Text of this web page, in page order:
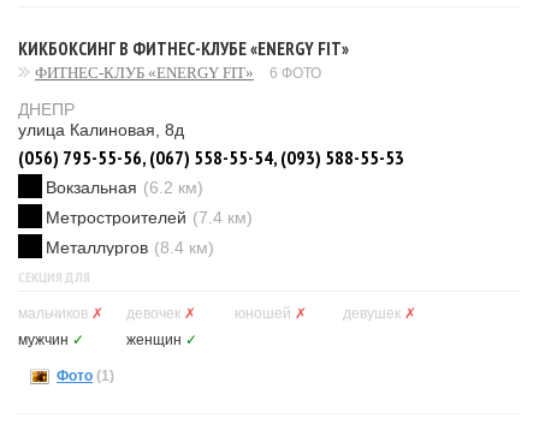
КИКБОКСИНГ В ФИТНЕС-КЛУБЕ «ENERGY FIT»
ФИТНЕС-КЛУБ «ENERGY FIT» 6 ФОТО
ДНЕПР
улица Калиновая, 8д
(056) 795-55-56, (067) 558-55-54, (093) 588-55-53
Вокзальная (6.2 км)
Метростроителей (7.4 км)
Металлургов (8.4 км)
СЕКЦИЯ ДЛЯ
мальчиков ✗ девочек ✗ юношей ✗ девушек ✗
мужчин ✓ женщин ✓
Фото (1)